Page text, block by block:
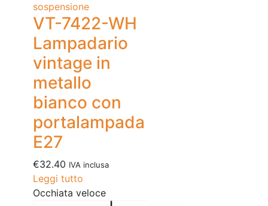
sospensione
VT-7422-WH
Lampadario
vintage in
metallo
bianco con
portalampada
E27
€32.40 IVA inclusa
Leggi tutto
Occhiata veloce